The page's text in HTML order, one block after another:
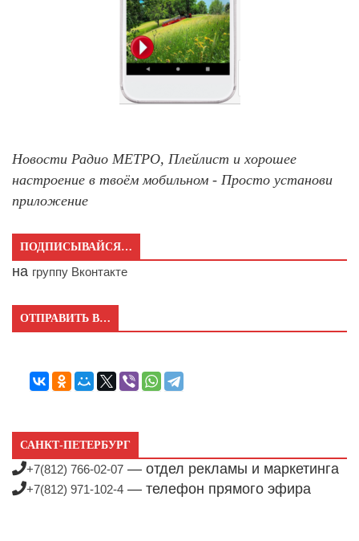
Новости Радио МЕТРО, Плейлист и хорошее
настроение в твоём мобильном - Просто установи
приложение
ПОДПИСЫВАЙСЯ…
на группу Вконтакте
ОТПРАВИТЬ В…
САНКТ-ПЕТЕРБУРГ
+7(812) 766-02-07 — отдел рекламы и маркетинга
+7(812) 971-102-4 — телефон прямого эфира